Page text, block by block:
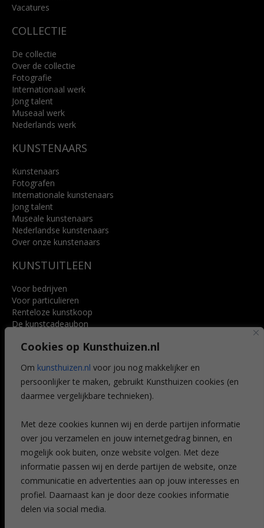
Cookies op Kunsthuizen.nl
Om kunsthuizen.nl voor jou nog makkelijker en
persoonlijker te maken, gebruikt Kunsthuizen cookies (en
daarmee vergelijkbare technieken).
Met deze cookies kunnen wij en derde partijen informatie
over jou verzamelen en jouw internetgedrag binnen, en
mogelijk ook buiten, onze website volgen. Met deze
informatie passen wij en derde partijen de website, onze
communicatie en advertenties aan op jouw interesses en
profiel. Daarnaast kan je door deze cookies informatie
delen via social media.
Lees meer
Vacatures
COLLECTIE
De collectie
Over de collectie
Fotografie
Internationaal werk
Jong talent
Museaal werk
Nederlands werk
KUNSTENAARS
Kunstenaars
Fotografen
Internationale kunstenaars
Jong talent
Museale kunstenaars
Nederlandse kunstenaars
Over onze kunstenaars
KUNSTUITLEEN
Voor bedrijven
Voor particulieren
Renteloze kunstkoop
De kunstcadeaubon
Voordelen
Veelgestelde vragen
CONTACT
Leiden
Amsterdam
Breda
Favorieten
Mijn art alert
NIEUWSBRIEF